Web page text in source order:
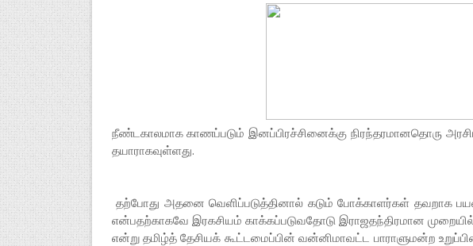
நீண்­ட­கா­ல­மாக காணப்­படும் இனப்­பி­ரச்­சி­னைக்கு நிரந்­த­ர­மா­ன­தொரு
தயா­ரா­க­வுள்­ளது.
தற்­போது அதனை வெளிப்­ப­டுத்­தினால் கடும் போக்­கா­ளர்கள் தவ­றாக
என்­ப­தற்­கா­கவே இர­க­சியம் காக்­கப்­ப­டு­வ­தோடு இரா­ஜ­தந்­தி­ர­மான
என்று தமிழ்த் தேசியக் கூட்­ட­மைப்பின் வன்னிமாவட்ட பாரா­ளு­மன்ற